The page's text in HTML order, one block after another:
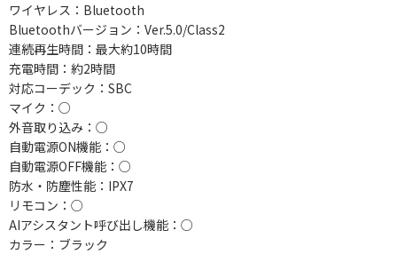
ワイヤレス：Bluetooth
Bluetoothバージョン：Ver.5.0/Class2
連続再生時間：最大約10時間
充電時間：約2時間
対応コーデック：SBC
マイク：○
外音取り込み：○
自動電源ON機能：○
自動電源OFF機能：○
防水・防塵性能：IPX7
リモコン：○
AIアシスタント呼び出し機能：○
カラー：ブラック